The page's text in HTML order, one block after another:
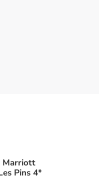
Marriott
Pins 4*